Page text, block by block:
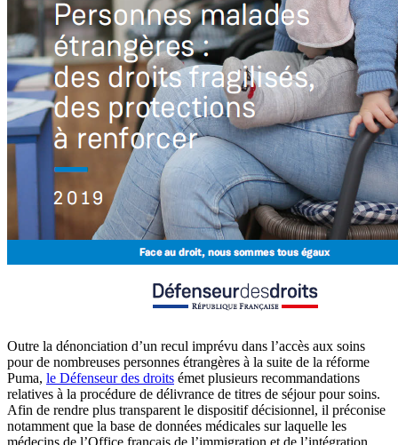
Outre la dénonciation d’un recul imprévu dans l’accès aux soins
pour de nombreuses personnes étrangères à la suite de la réforme
Puma, le Défenseur des droits émet plusieurs recommandations
relatives à la procédure de délivrance de titres de séjour pour soins.
Afin de rendre plus transparent le dispositif décisionnel, il préconise
notamment que la base de données médicales sur laquelle les
médecins de l’Office français de l’immigration et de l’intégration